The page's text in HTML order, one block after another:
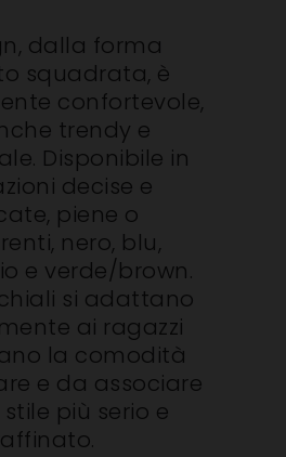
dalla forma
squadrata, è
confortevole,
trendy e
Disponibile in
decise e
piene o
nero, blu,
e verde/brown.
si adattano
ai ragazzi
la comodità
e da associare
più serio e